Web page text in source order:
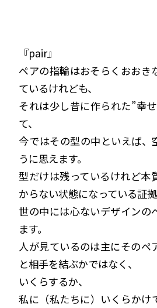
『pair』
ペアの指輪はおそらくおおき
ているけれども、
それは少し昔に作られた”幸
て、
今ではその型の中といえば、
うに思えます。
型だけは残っているけれど本
からない状態になっている証拠
世の中には心ないデザインの
ます。
人が見ているのは主にそのペ
と相手を結ぶかではなく、
いくらするか、
私に（私たちに）いくらかけ